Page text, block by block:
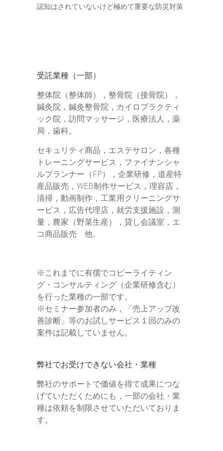
認知はされていないけど極めて重要な防災対策
受託業種（一部）
整体院（整体師），整骨院（接骨院），
鍼灸院，鍼灸整骨院，カイロプラクティ
ック院，訪問マッサージ，医療法人，薬
局，歯科。
セキュリティ商品，エステサロン，各種
トレーニングサービス，ファイナンシャ
ルプランナー（FP），企業研修，道産特
産品販売，WEB制作サービス，理容店，
清掃，動画制作，工業用クリーニングサ
ービス，広告代理店，就労支援施設，測
量，農家（野菜生産），貸し会議室，エ
コ商品販売 他。
※これまでに有償でコピーライティン
グ・コンサルティング（企業研修含む）
を行った業種の一部です。
※セミナー参加者のみ，「売上アップ改
善診断」等のお試しサービス１回のみの
案件は記載していません。
弊社でお受けできない会社・業種
弊社のサポートで価値を得て成果につな
げていただくためにも，一部の会社・業
種は依頼を制限させていただいておりま
す。